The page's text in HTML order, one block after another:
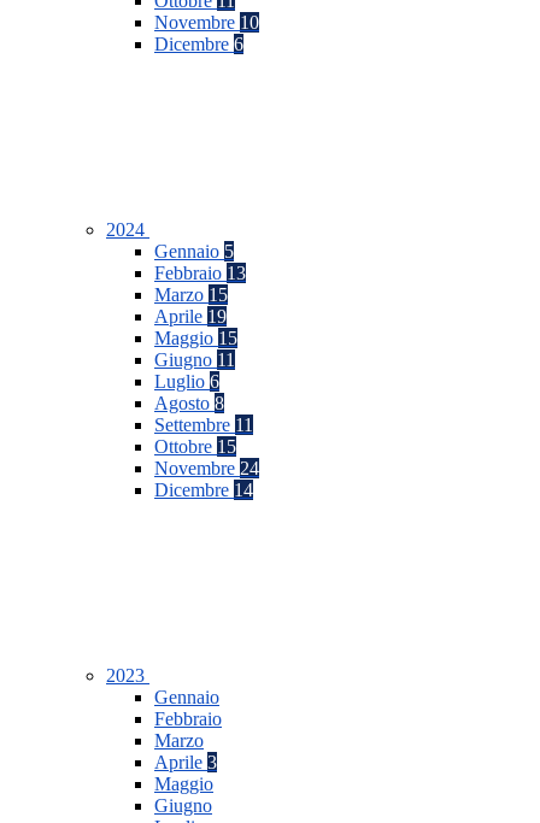
Novembre 10
Dicembre 6
2024
Gennaio 5
Febbraio 13
Marzo 15
Aprile 19
Maggio 15
Giugno 11
Luglio 6
Agosto 8
Settembre 11
Ottobre 15
Novembre 24
Dicembre 14
2023
Gennaio
Febbraio
Marzo
Aprile 3
Maggio
Giugno